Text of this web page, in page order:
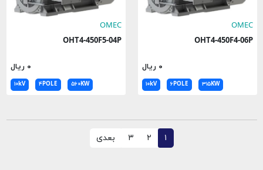
OMEC
OHT4-450F4-06P
۰ ریال
۳۱۵KW ۶POLE ۱۰kV
OMEC
OHT4-450F5-04P
۰ ریال
۵۶۰KW ۴POLE ۱۰kV
۱ ۲ ۳ بعدی